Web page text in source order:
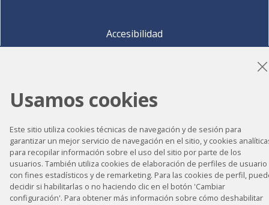
Accesibilidad
Política de privacidad
Política de cookies
Mapa del sitio
©2026 CELLS Proyecto desarrollado por
Usamos cookies
Este sitio utiliza cookies técnicas de navegación y de sesión para
garantizar un mejor servicio de navegación en el sitio, y cookies
para recopilar información sobre el uso del sitio por parte de los
usuarios. También utiliza cookies de elaboración de perfiles de usuario
con fines estadísticos y de remarketing. Para las cookies de perfil,
decidir si habilitarlas o no haciendo clic en el botón 'Cambiar
configuración'. Para obtener más información sobre cómo deshabilitar